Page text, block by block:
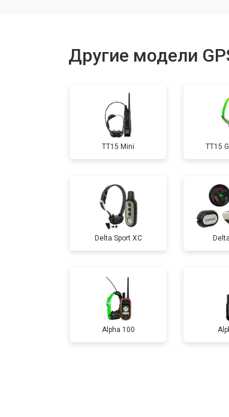
Замена кнопок
Другие модели
TT15 Mini TT15
Delta Sport XC
Alpha 100